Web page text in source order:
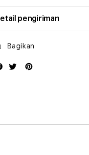
pengiriman
Bagikan